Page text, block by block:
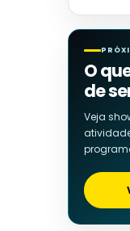
O
de
Veja